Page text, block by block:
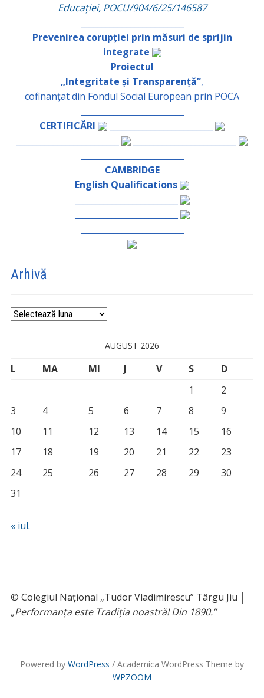
Educației, POCU/904/6/25/146587
Prevenirea corupției prin măsuri de sprijin
integrate
Proiectul
„Integritate și Transparență”,
cofinanțat din Fondul Social European prin POCA
CERTIFICĂRI
CAMBRIDGE
English Qualifications
Arhivă
Arhivă
AUGUST 2026
L MA MI J V S
D
1
2
3
4 5 6 7 8
9
10
11 12 13 14 15
16
17
18 19 20 21 22
23
24
25 26 27 28 29
30
31
« iul.
© Colegiul Național „Tudor Vladimirescu” Târgu Jiu │
„Performanța este Tradiția noastră! Din 1890.”
Powered by WordPress / Academica WordPress Theme by
WPZOOM